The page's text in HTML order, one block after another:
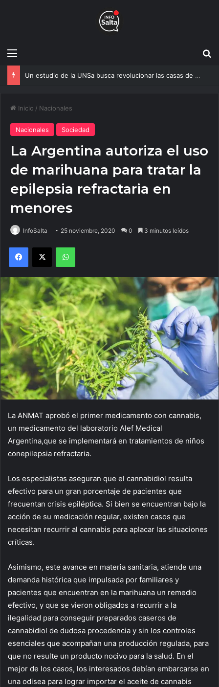
Menú
Un estudio de la UNSa busca revolucionar las casas de adobe y hacerlas más seguras
Inicio / Nacionales
Nacionales Sociedad
La Argentina autoriza el uso
de marihuana para tratar la
epilepsia refractaria en
menores
InfoSalta 25 noviembre, 2020 0 3 minutos leídos
Facebook
X WhatsApp
La ANMAT aprobó el primer medicamento con cannabis,
un medicamento del laboratorio Alef Medical
Argentina,que se implementará en tratamientos de niños
conepilepsia refractaria.
Los especialistas aseguran que el cannabidiol resulta
efectivo para un gran porcentaje de pacientes que
frecuentan crisis epiléptica. Si bien se encuentran bajo la
acción de su medicación regular, existen casos que
necesitan recurrir al cannabis para aplacar las situaciones
críticas.
Asimismo, este avance en materia sanitaria, atiende una
demanda histórica que impulsada por familiares y
pacientes que encuentran en la marihuana un remedio
efectivo, y que se vieron obligados a recurrir a la
ilegalidad para conseguir preparados caseros de
cannabidiol de dudosa procedencia y sin los controles
esenciales que acompañan una producción regulada, para
que no resulte un producto nocivo para la salud. En el
mejor de los casos, los interesados debían embarcarse en
una odisea para lograr importar el aceite de cannabis